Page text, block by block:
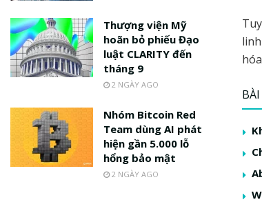
Thượng viện Mỹ
hoãn bỏ phiếu Đạo
luật CLARITY đến
tháng 9
2 NGÀY AGO
Nhóm Bitcoin Red
Team dùng AI phát
hiện gần 5.000 lỗ
hổng bảo mật
2 NGÀY AGO